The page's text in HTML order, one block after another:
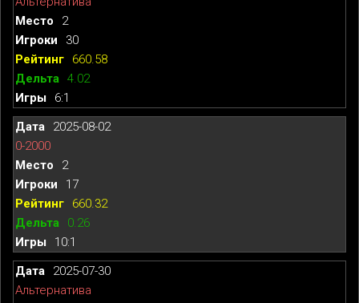
2
30
660.58
4.02
6:1
2025-08-02
0-2000
2
17
660.32
0.26
10:1
2025-07-30
Альтернатива